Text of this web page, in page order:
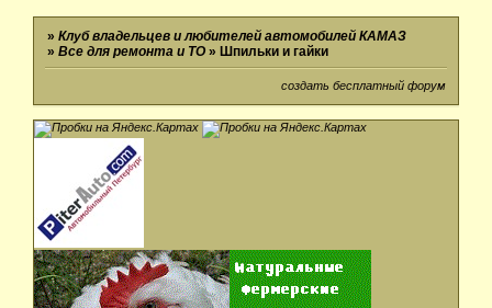
»Клуб владельцев и любителей автомобилей КАМАЗ
»Все для ремонта и ТО »Шпильки и гайки
создать бесплатный форум